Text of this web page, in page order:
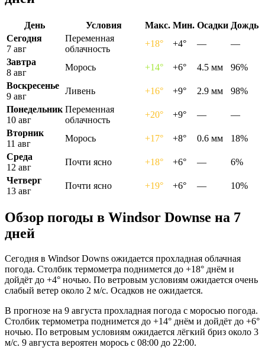
День Условия Макс. Мин. Осадки Дождь
Сегодня
7 авг
Переменная
облачность
+18° +4° —
—
Завтра
8 авг
Морось +14° +6° 4.5 мм
96%
Воскресенье
9 авг
Ливень +16° +9° 2.9 мм
98%
Понедельник
10 авг
Переменная
облачность
+20° +9° —
—
Вторник
11 авг
Морось +17° +8° 0.6 мм
18%
Среда
12 авг
Почти ясно +18° +6° —
6%
Четверг
13 авг
Почти ясно +19° +6° — 10%
Обзор погоды в Windsor Downsе на 7
дней
Сегодня в Windsor Downs ожидается прохладная облачная
погода. Столбик термометра поднимется до +18° днём и
дойдёт до +4° ночью. По ветровым условиям ожидается очень
слабый ветер около 2 м/с. Осадков не ожидается.
В прогнозе на 9 августа прохладная погода с моросью погода.
Столбик термометра поднимется до +14° днём и дойдёт до +6°
ночью. По ветровым условиям ожидается лёгкий бриз около 3
м/с. 9 августа вероятен морось с 08:00 до 22:00.